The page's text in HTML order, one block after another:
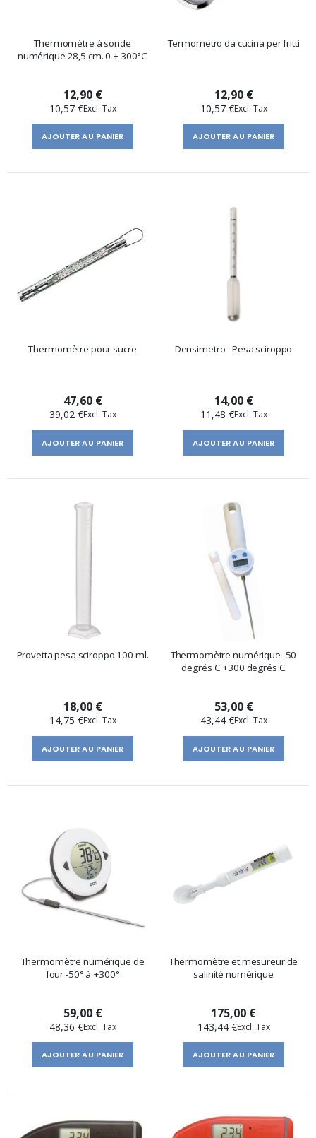
Thermomètre à sonde
numérique 28,5 cm. 0 + 300°C
12,90 €
10,57 €
AJOUTER AU PANIER
Termometro da cucina per fritti
12,90 €
10,57 €
AJOUTER AU PANIER
Thermomètre pour sucre
47,60 €
39,02 €
AJOUTER AU PANIER
Densimetro - Pesa sciroppo
14,00 €
11,48 €
AJOUTER AU PANIER
Provetta pesa sciroppo 100 ml.
18,00 €
14,75 €
AJOUTER AU PANIER
Thermomètre numérique -50
degrés C +300 degrés C
53,00 €
43,44 €
AJOUTER AU PANIER
Thermomètre numérique de
four -50° à +300°
59,00 €
48,36 €
AJOUTER AU PANIER
Thermomètre et mesureur de
salinité numérique
175,00 €
143,44 €
AJOUTER AU PANIER